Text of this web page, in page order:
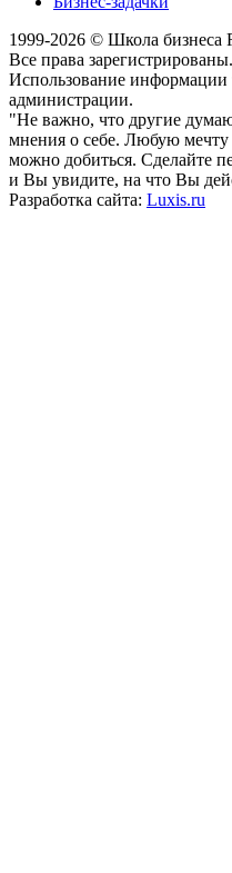
1999-2026 © Школа бизнеса
Все права зарегистрированы.
Использование информации
администрации.
"Не важно, что другие
мнения о себе. Любую
можно добиться. Сделайте
и Вы увидите, на что Вы
Разработка сайта: Luxis.ru